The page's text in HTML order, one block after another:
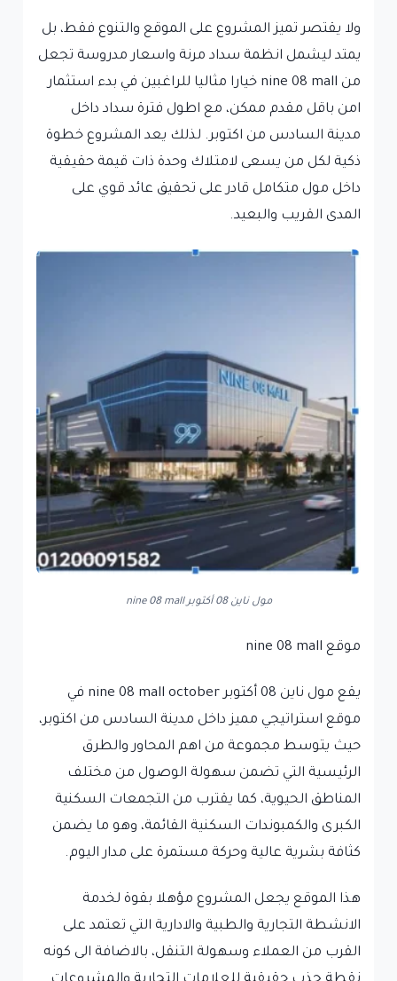
ولا يقتصر تميز المشروع على الموقع والتنوع فقط، بل
يمتد ليشمل انظمة سداد مرنة واسعار مدروسة تجعل
من nine 08 mall خيارا مثاليا للراغبين في بدء استثمار
امن باقل مقدم ممكن، مع اطول فترة سداد داخل
مدينة السادس من اكتوبر. لذلك يعد المشروع خطوة
ذكية لكل من يسعى لامتلاك وحدة ذات قيمة حقيقية
داخل مول متكامل قادر على تحقيق عائد قوي على
المدى القريب والبعيد.
مول ناين 08 أكتوبر nine 08 mall
موقع nine 08 mall
يقع مول ناين 08 أكتوبر nine 08 mall october في
موقع استراتيجي مميز داخل مدينة السادس من اكتوبر،
حيث يتوسط مجموعة من اهم المحاور والطرق
الرئيسية التي تضمن سهولة الوصول من مختلف
المناطق الحيوية، كما يقترب من التجمعات السكنية
الكبرى والكمبوندات السكنية القائمة، وهو ما يضمن
كثافة بشرية عالية وحركة مستمرة على مدار اليوم.
هذا الموقع يجعل المشروع مؤهلا بقوة لخدمة
الانشطة التجارية والطبية والادارية التي تعتمد على
القرب من العملاء وسهولة التنقل، بالاضافة الى كونه